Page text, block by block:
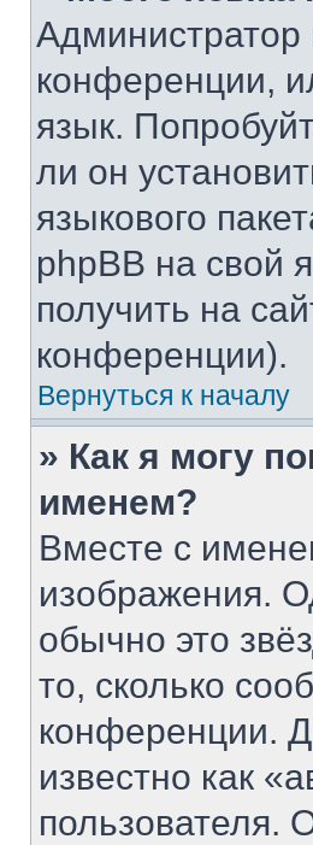
Администратор
конференции,
язык.
ли он
языкового
phpBB на свой
получить на
конференции).
Вернуться к началу
» Как я могу
именем?
Вместе с
изображения.
обычно это
то, сколько
конференции.
известно как
пользователя.